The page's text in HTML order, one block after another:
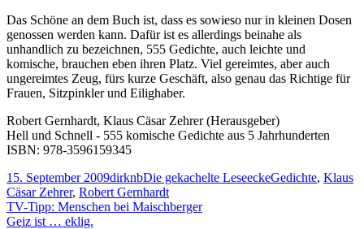
Das Schöne an dem Buch ist, dass es sowieso nur in kleinen Dosen
genossen werden kann. Dafür ist es allerdings beinahe als
unhandlich zu bezeichnen, 555 Gedichte, auch leichte und
komische, brauchen eben ihren Platz. Viel gereimtes, aber auch
ungereimtes Zeug, fürs kurze Geschäft, also genau das Richtige für
Frauen, Sitzpinkler und Eilighaber.
Robert Gernhardt, Klaus Cäsar Zehrer (Herausgeber)
Hell und Schnell - 555 komische Gedichte aus 5 Jahrhunderten
ISBN: 978-3596159345
Veröffentlicht
am
15. September 2009Autor
dirknbKategorien
Die gekachelte LeseeckeSchlagwörter
Gedichte, Klaus
Cäsar Zehrer, Robert Gernhardt
Beitragsnavigation
Vorheriger
Beitrag:
TV-Tipp: Menschen bei Maischberger
Nächster
Geiz ist … eklig.